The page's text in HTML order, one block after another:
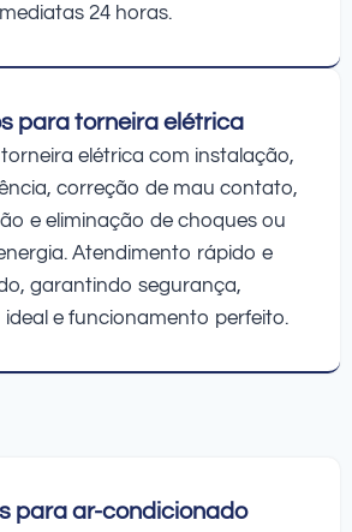
24 horas.
para torneira elétrica
elétrica com instalação,
correção de mau contato,
e eliminação de choques ou
Atendimento rápido e
garantindo segurança,
e funcionamento perfeito.
para ar-condicionado